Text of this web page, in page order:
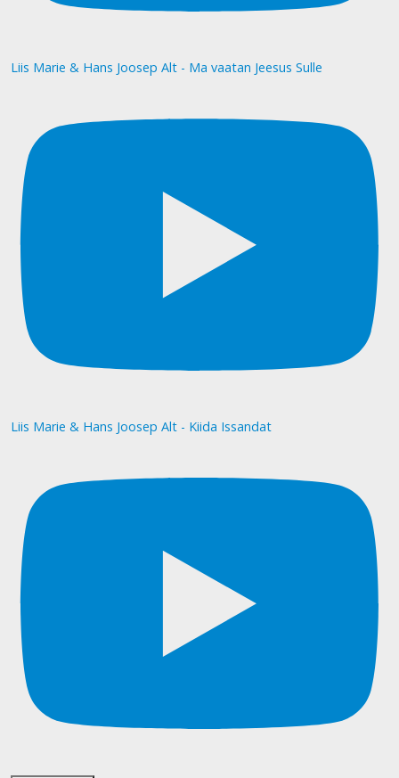
Liis Marie & Hans Joosep Alt - Ma vaatan Jeesus Sulle
Liis Marie & Hans Joosep Alt - Kiida Issandat